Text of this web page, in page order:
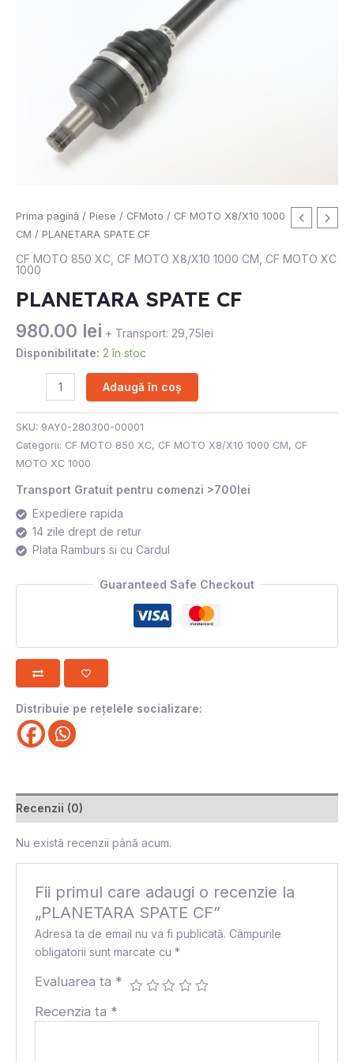
Prima pagină / Piese / CFMoto / CF MOTO X8/X10 1000
CM / PLANETARA SPATE CF
CF MOTO 850 XC CF MOTO X8/X10 1000 CM CF MOTO XC
1000
PLANETARA SPATE CF
980.00 lei + Transport: 29,75lei
Disponibilitate: 2 în stoc
Cantitate
PLANETARA
SPATE
CF
Adaugă în coș
SKU: 9AY0-280300-00001
Categorii: CF MOTO 850 XC, CF MOTO X8/X10 1000 CM, CF
MOTO XC 1000
Transport Gratuit pentru comenzi >700lei
Expediere rapida
14 zile drept de retur
Plata Ramburs si cu Cardul
Guaranteed Safe Checkout
Distribuie pe rețelele socializare:
Recenzii (0)
Nu există recenzii până acum.
Fii primul care adaugi o recenzie la
„PLANETARA SPATE CF”
Adresa ta de email nu va fi publicată. Câmpurile
obligatorii sunt marcate cu*
Evaluarea ta *
Recenzia ta *